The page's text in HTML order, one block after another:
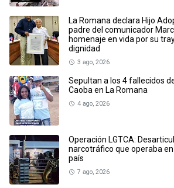
La Romana declara Hijo
padre del comunicador
homenaje en vida por su
dignidad
3 ago, 2026
Sepultan a los 4 fallecidos
Caoba en La Romana
4 ago, 2026
Operación LGTCA:
narcotráfico que operaba en
país
7 ago, 2026